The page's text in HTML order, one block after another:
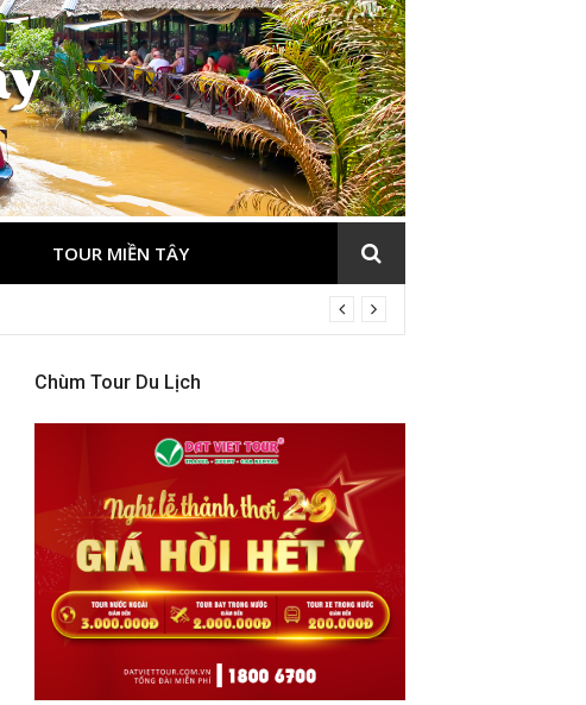
TOUR MIỀN TÂY
Chùm Tour Du Lịch